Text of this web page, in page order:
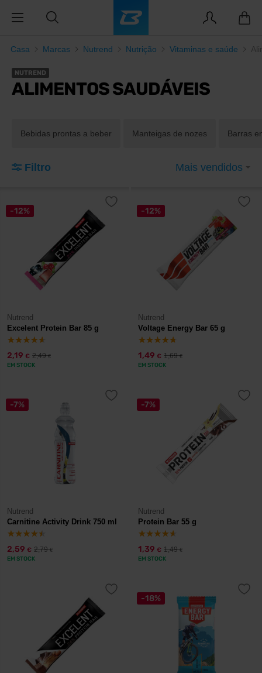
Casa Marcas Nutrend Nutrição Vitaminas e saúde
NUTREND
ALIMENTOS SAUDÁVEIS
Bebidas prontas a beber Manteigas de nozes Barras
Filtro Mais vendidos
-12%
Nutrend
Excelent Protein Bar 85 g
2,19 € 2,49€
EM STOCK
-12%
Nutrend
Voltage Energy Bar 65 g
1,49 € 1,69€
EM STOCK
-7%
Nutrend
Carnitine Activity Drink 750 ml
2,59 € 2,79€
EM STOCK
-7%
Nutrend
Protein Bar 55 g
1,39 € 1,49€
EM STOCK
-18%